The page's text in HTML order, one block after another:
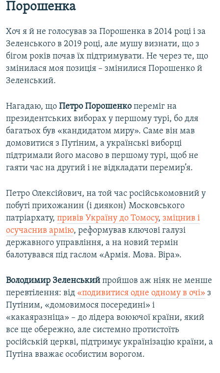
Порошенка
Хоч я й не голосував за Порошенка в 2014 році і за
Зеленського в 2019 році, але мушу визнати, що з
бігом років почав їх підтримувати. Не через те, що
змінилася моя позиція – змінилися Порошенко й
Зеленський.
Нагадаю, що Петро Порошенко переміг на
президентських виборах у першому турі, бо для
багатьох був «кандидатом миру». Саме він мав
домовитися з Путіним, а українські виборці
підтримали його масово в першому турі, щоб не
гаяти час на другий і не відкладати перемир’я.
Петро Олексійович, на той час російськомовний у
побуті прихожанин (і диякон) Московського
патріархату, привів Україну до Томосу, зміцнив і
осучаснив армію, реформував ключові галузі
державного управління, а на новий термін
балотувався під гаслом «Армія. Мова. Віра».
Володимир Зеленський пройшов аж ніяк не менше
перевтілення: від «подивитися одне одному в очі» з
Путіним, «домовимося посередині» і
«какаяразніца» – до лідера воюючої країни, який
все ще обережно, але системно протистоїть
російській церкві, підтримує українізацію країни, а
Путіна вважає особистим ворогом.